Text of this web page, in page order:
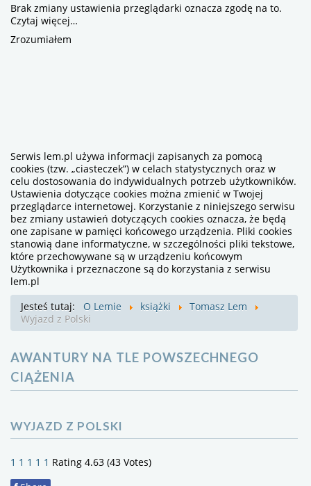
Brak zmiany ustawienia przeglądarki oznacza zgodę na to.
Czytaj więcej…
Zrozumiałem
Serwis lem.pl używa informacji zapisanych za pomocą
cookies (tzw. „ciasteczek”) w celach statystycznych oraz w
celu dostosowania do indywidualnych potrzeb użytkowników.
Ustawienia dotyczące cookies można zmienić w Twojej
przeglądarce internetowej. Korzystanie z niniejszego serwisu
bez zmiany ustawień dotyczących cookies oznacza, że będą
one zapisane w pamięci końcowego urządzenia. Pliki cookies
stanowią dane informatyczne, w szczególności pliki tekstowe,
które przechowywane są w urządzeniu końcowym
Użytkownika i przeznaczone są do korzystania z serwisu
lem.pl
Jesteś tutaj:
O Lemie książki
Tomasz Lem
Wyjazd z Polski
AWANTURY NA TLE POWSZECHNEGO
CIĄŻENIA
WYJAZD Z POLSKI
1 1 1 1 1 Rating 4.63 (43 Votes)